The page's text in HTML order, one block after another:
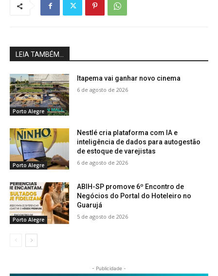
LEIA TAMBÉM...
Porto Alegre
Itapema vai ganhar novo cinema
6 de agosto de 2026
Porto Alegre
Nestlé cria plataforma com IA e
inteligência de dados para autogestão
de estoque de varejistas
6 de agosto de 2026
Porto Alegre
ABIH-SP promove 6º Encontro de
Negócios do Portal do Hoteleiro no
Guarujá
5 de agosto de 2026
- Publicidade -